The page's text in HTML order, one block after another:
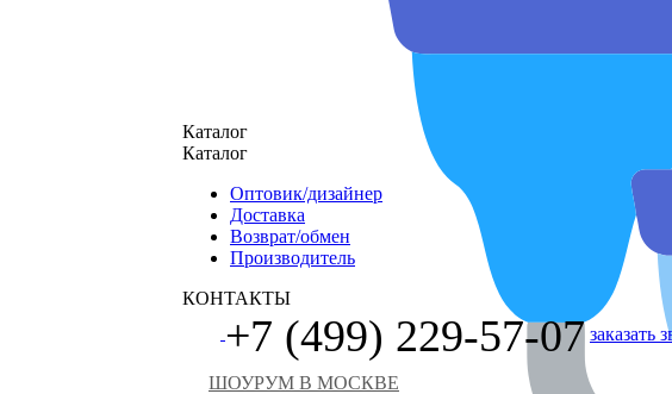
Каталог
Каталог
Оптовик/дизайнер
Доставка
Возврат/обмен
Производитель
КОНТАКТЫ
+7 (499) 229-57-07 заказать
ШОУРУМ В МОСКВЕ